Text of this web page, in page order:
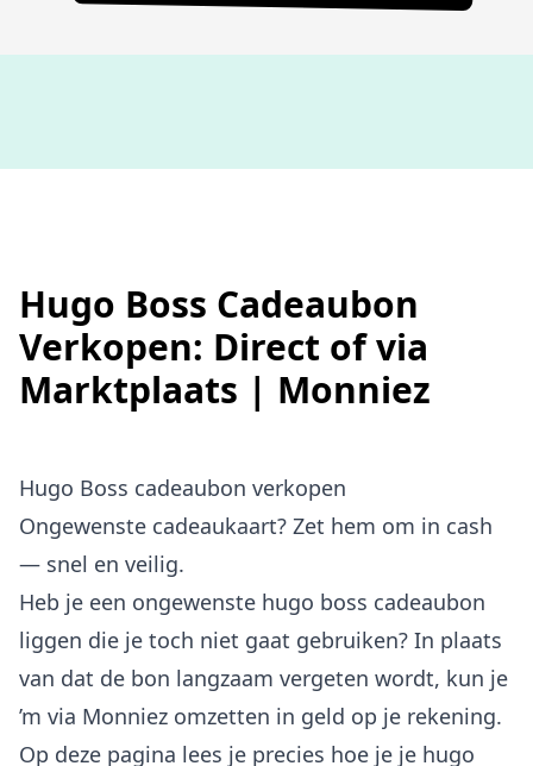
Hugo Boss Cadeaubon
Verkopen: Direct of via
Marktplaats | Monniez
Hugo Boss cadeaubon verkopen
Ongewenste cadeaukaart? Zet hem om in cash
— snel en veilig.
Heb je een ongewenste hugo boss cadeaubon
liggen die je toch niet gaat gebruiken? In plaats
van dat de bon langzaam vergeten wordt, kun je
’m via Monniez omzetten in geld op je rekening.
Op deze pagina lees je precies hoe je je hugo